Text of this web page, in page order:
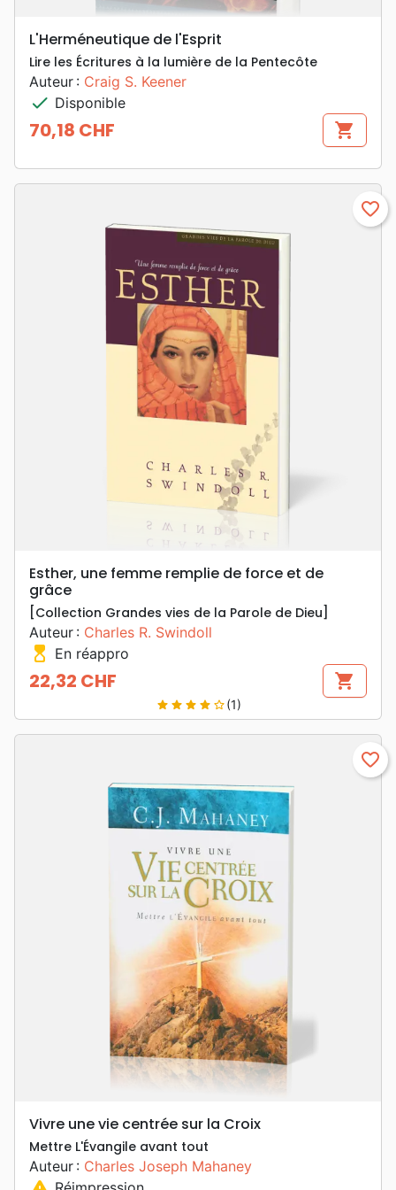
L'Herméneutique de l'Esprit
Lire les Écritures à la lumière de la Pentecôte
Auteur : Craig S. Keener
check Disponible
Prix
70,18 CHF shopping_cart
favorite_border
Esther, une femme remplie de force et de
grâce
[Collection Grandes vies de la Parole de Dieu]
Auteur : Charles R. Swindoll
hourglass_top En réappro
Prix
22,32 CHF shopping_cart
star star star star star_border(1)
favorite_border
Vivre une vie centrée sur la Croix
Mettre L'Évangile avant tout
Auteur : Charles Joseph Mahaney